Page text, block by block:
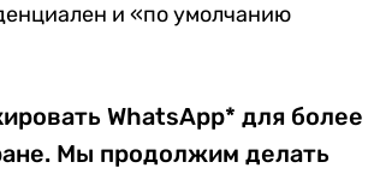
и «по умолчанию
WhatsApp* для более
Мы продолжим делать